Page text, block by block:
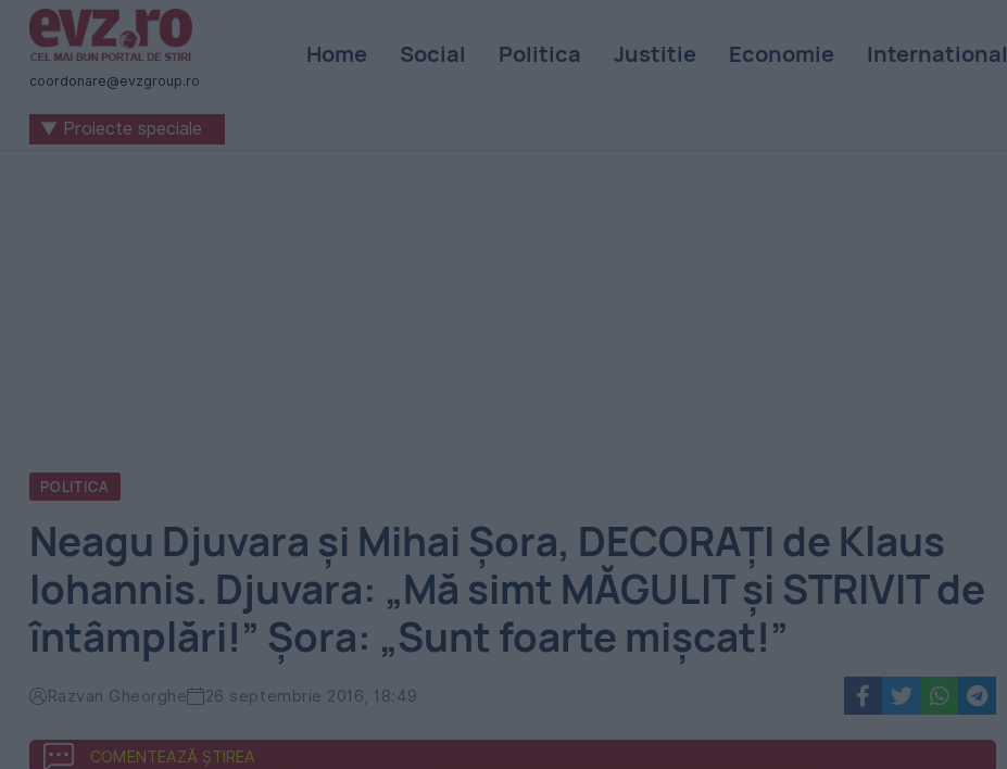
Știri
naționale
internaționale
coordonare@evzgroup.ro
Home Social Politica Justitie Economie International
▼ Proiecte speciale
POLITICA
Neagu Djuvara şi Mihai Şora, DECORAŢI de Klaus
Iohannis. Djuvara: „Mă simt MĂGULIT şi STRIVIT de
întâmplări!” Şora: „Sunt foarte mişcat!”
Razvan Gheorghe 26 septembrie 2016, 18:49
COMENTEAZĂ ȘTIREA